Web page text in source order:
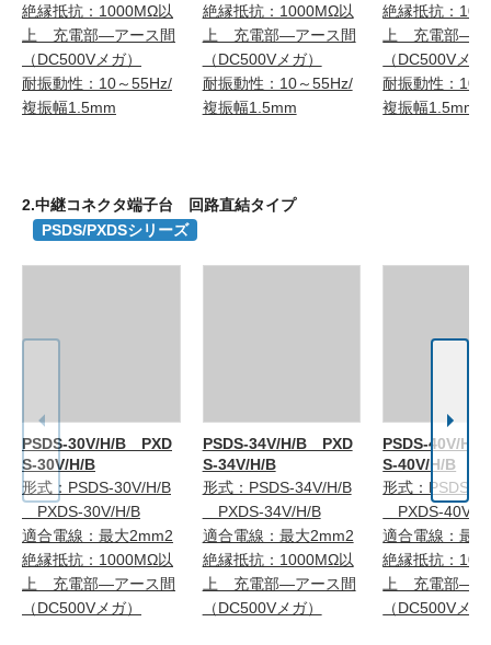
絶縁抵抗：1000MΩ以
上 充電部―アース間
（DC500Vメガ）
耐振動性：10～55Hz/
複振幅1.5mm
絶縁抵抗：1000MΩ以
上 充電部―アース間
（DC500Vメガ）
耐振動性：10～55Hz/
複振幅1.5mm
絶縁抵抗：
上 充電部―ア
（DC500Vメガ
耐振動性：10
複振幅1.5mm
2.中継コネクタ端子台 回路直結タイプ
PSDS/PXDSシリーズ
PSDS-30V/H/B PXD
S-30V/H/B
形式：PSDS-30V/H/B
PXDS-30V/H/B
適合電線：最大2mm2
絶縁抵抗：1000MΩ以
上 充電部―アース間
（DC500Vメガ）
PSDS-34V/H/B PXD
S-34V/H/B
形式：PSDS-34V/H/B
PXDS-34V/H/B
適合電線：最大2mm2
絶縁抵抗：1000MΩ以
上 充電部―アース間
（DC500Vメガ）
PSDS-40V/H/
S-40V/H/B
形式：PSDS-
PXDS-40V/
適合電線：最
絶縁抵抗：
上 充電部―ア
（DC500Vメガ